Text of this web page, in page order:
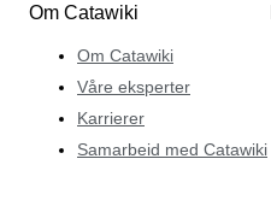
Om Catawiki
Om Catawiki
Våre eksperter
Karrierer
Samarbeid med Catawiki